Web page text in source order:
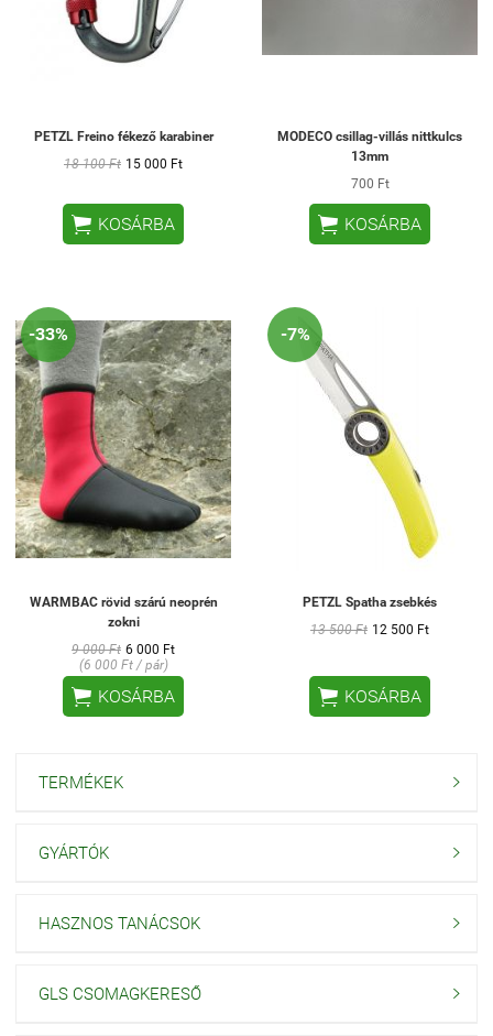
PETZL Freino fékező karabiner
18 100 Ft 15 000 Ft
 KOSÁRBA
MODECO csillag-villás nittkulcs
13mm
700 Ft
 KOSÁRBA
-33%
WARMBAC rövid szárú neoprén
zokni
9 000 Ft 6 000 Ft
(6 000 Ft / pár)
 KOSÁRBA
-7%
PETZL Spatha zsebkés
13 500 Ft 12 500 Ft
 KOSÁRBA
TERMÉKEK 
GYÁRTÓK 
HASZNOS TANÁCSOK 
GLS CSOMAGKERESŐ 